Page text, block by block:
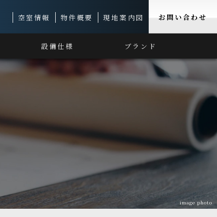
空室情報 物件概要 現地案内図 お問い合わせ
設備仕様 ブランド
image photo